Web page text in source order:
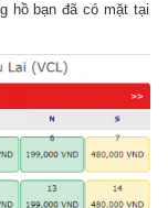
hồ bạn đã có mặt tại